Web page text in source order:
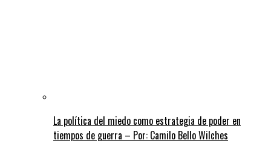
La política del miedo como estrategia de poder en
tiempos de guerra – Por: Camilo Bello Wilches